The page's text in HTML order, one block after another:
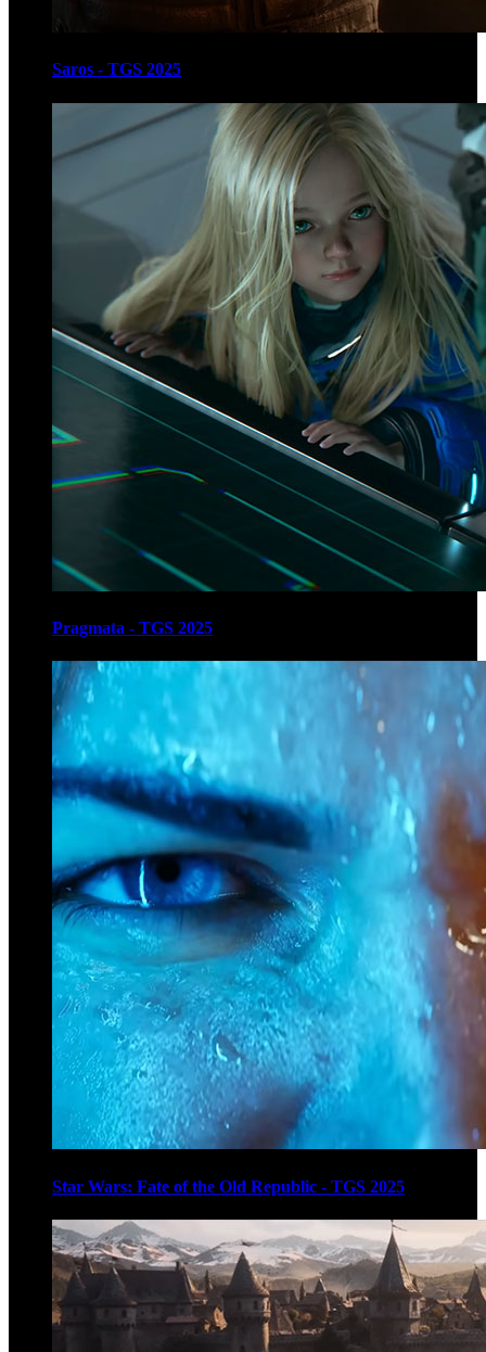
Saros - TGS 2025
Pragmata - TGS 2025
Star Wars: Fate of the Old Republic - TGS 2025